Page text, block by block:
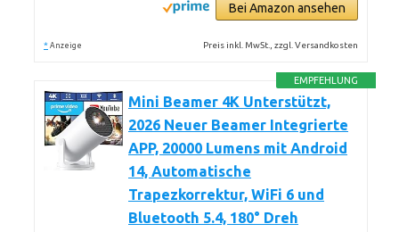
Bei Amazon ansehen
* Anzeige Preis inkl. MwSt., zzgl. Versandkosten
EMPFEHLUNG
Mini Beamer 4K Unterstützt,
2026 Neuer Beamer Integrierte
APP, 20000 Lumens mit Android
14, Automatische
Trapezkorrektur, WiFi 6 und
Bluetooth 5.4, 180° Dreh